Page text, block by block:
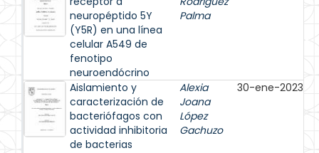
neuropéptido 5Y
(Y5R) en una línea
celular A549 de
fenotipo
neuroendócrino
Palma
Aislamiento y
caracterización de
bacteriófagos con
actividad inhibitoria
de bacterias
Alexia
Joana
López
Gachuzo
30-ene-2023